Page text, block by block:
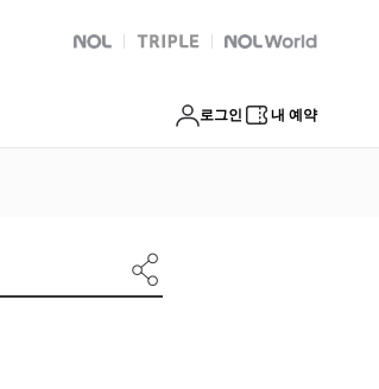
NOL 트리플 Global Interpark
로그인 내 예약